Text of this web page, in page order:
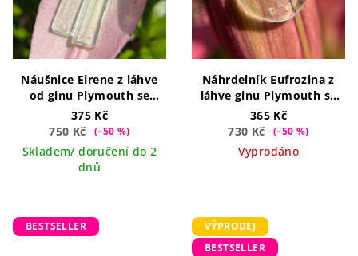
Náušnice Eirene z láhve
od ginu Plymouth se
třpytkami na dlouhém
háčku
375 Kč
750 Kč
(–50 %)
Skladem/ doručení do 2
dnů
Náhrdelník Eufrozina z
láhve ginu Plymouth se
třpytkami
365 Kč
730 Kč
(–50 %)
Vyprodáno
BESTSELLER
VÝPRODEJ
BESTSELLER